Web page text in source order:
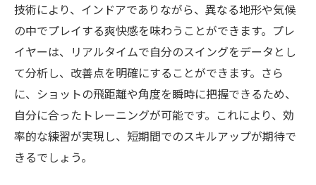
仲間と共に成長するゴルフ体験
チームで楽しむゴルフ競技
友情を深めるインドアゴルフイベント
仲間と共有するゴルフの楽しさ
世界130以上のコースを体験できる厚木市鳶尾の
インドアゴルフスクールcaddy
バーチャルで巡る世界の名門コース
技術により、インドアでありながら、異なる地形や気候
の中でプレイする爽快感を味わうことができます。プレ
イヤーは、リアルタイムで自分のスイングをデータとし
て分析し、改善点を明確にすることができます。さら
に、ショットの飛距離や角度を瞬時に把握できるため、
自分に合ったトレーニングが可能です。これにより、効
率的な練習が実現し、短期間でのスキルアップが期待で
きるでしょう。